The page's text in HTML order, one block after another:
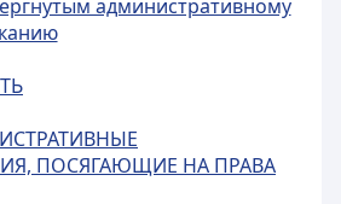
административному
ПОСЯГАЮЩИЕ НА ПРАВА